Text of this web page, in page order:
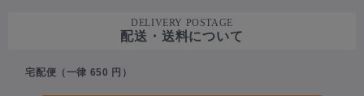
DELIVERY POSTAGE
配送・送料について
宅配便（一律 650 円）